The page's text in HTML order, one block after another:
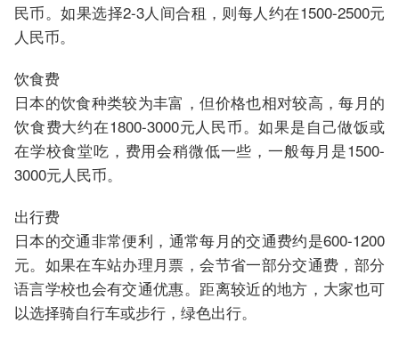
民币。如果选择2-3人间合租，则每人约在1500-2500元
人民币。
饮食费
日本的饮食种类较为丰富，但价格也相对较高，每月的
饮食费大约在1800-3000元人民币。如果是自己做饭或
在学校食堂吃，费用会稍微低一些，一般每月是1500-
3000元人民币。
出行费
日本的交通非常便利，通常每月的交通费约是600-1200
元。如果在车站办理月票，会节省一部分交通费，部分
语言学校也会有交通优惠。距离较近的地方，大家也可
以选择骑自行车或步行，绿色出行。